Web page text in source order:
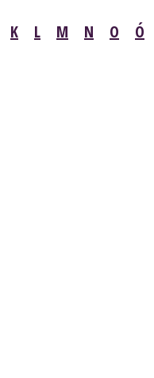
K L M N O Ó